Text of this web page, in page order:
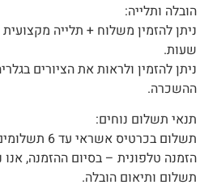
הובלה ותלייה:
שעות.
ניתן להזמין ולראות את הציורים
ההשכרה.
תנאי תשלום נוחים:
תשלום בכרטיס אשראי עד 6 תשלומים ללא ריבית.
הזמנה טלפונית – בסיום ההזמנה,
תשלום ותיאום הובלה.